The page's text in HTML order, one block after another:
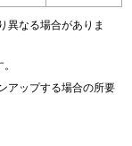
異なる場合がありま
アップする場合の所要